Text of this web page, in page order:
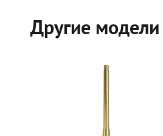
Другие модели